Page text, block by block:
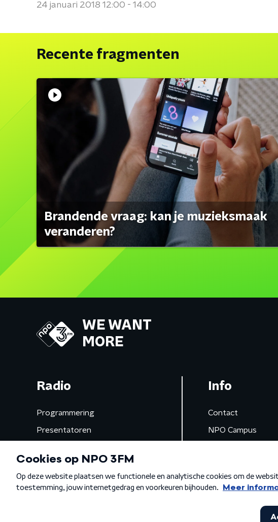
24 januari 2018 12:00 - 14:00
Recente fragmenten
Brandende vraag: kan je muzieksmaak
veranderen?
WE WANT
MORE
Radio
Programmering
Presentatoren
Gemist
Info
Contact
NPO Campus
Algemene voorwaarden Privacybeleid